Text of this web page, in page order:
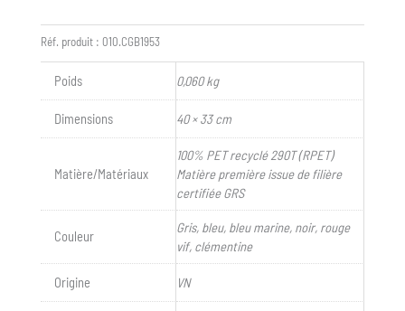
Réf. produit : 010.CGB1953
Poids 0,060 kg
Dimensions 40 × 33 cm
Matière/Matériaux
100% PET recyclé 290T (RPET)
Matière première issue de filière
certifiée GRS
Couleur
Gris, bleu, bleu marine, noir, rouge
vif, clémentine
Origine VN